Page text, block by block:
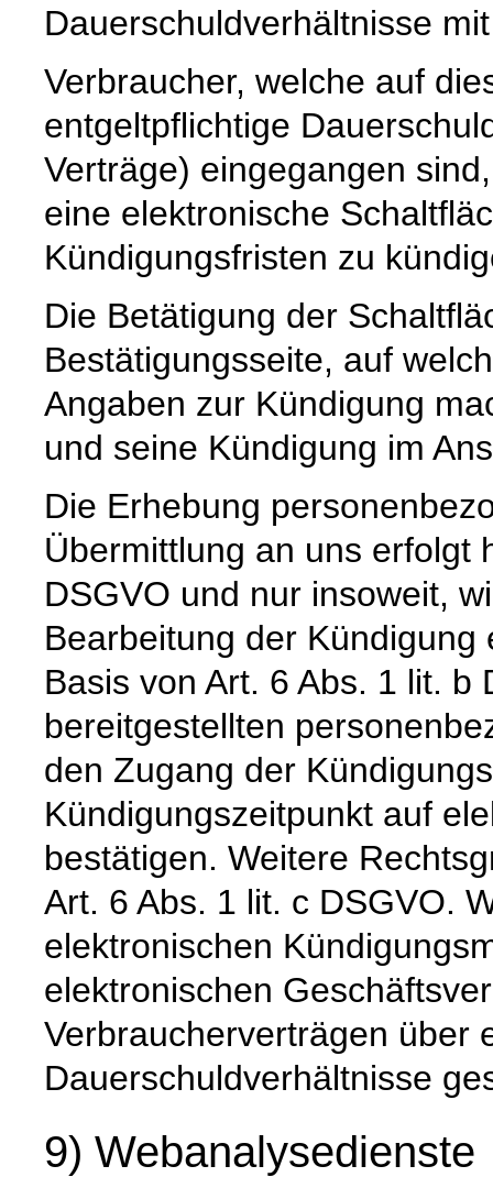
Dauerschuldverhältnisse
Verbraucher, welche auf
entgeltpflichtige
Verträge) eingegangen
eine elektronische
Kündigungsfristen zu
Die Betätigung der
Bestätigungsseite, auf
Angaben zur Kündigung
und seine Kündigung im
Die Erhebung
Übermittlung an uns erfolgt
DSGVO und nur insoweit,
Bearbeitung der
Basis von Art. 6 Abs. 1 lit. b
bereitgestellten
den Zugang der
Kündigungszeitpunkt auf
bestätigen. Weitere
Art. 6 Abs. 1 lit. c DSGVO.
elektronischen
elektronischen
Verbraucherverträgen über
Dauerschuldverhältnisse
9) Webanalysedienste